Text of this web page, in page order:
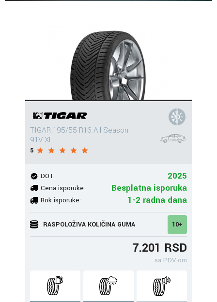
TIGAR 195/55 R16 All Season
91V XL
5
DOT: 2025
Cena isporuke: Besplatna isporuka
Rok isporuke: 1-2 radna dana
RASPOLOŽIVA KOLIČINA GUMA 10+
7.201 RSD
sa PDV-om